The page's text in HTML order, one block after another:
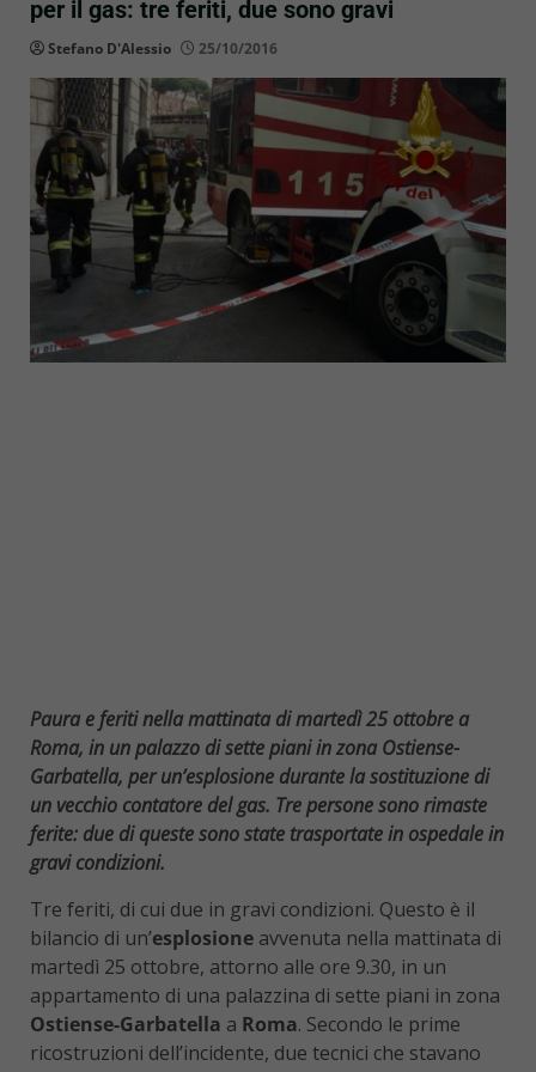
per il gas: tre feriti, due sono gravi
Stefano D'Alessio 25/10/2016
Paura e feriti nella mattinata di martedì 25 ottobre a
Roma, in un palazzo di sette piani in zona Ostiense-
Garbatella, per un’esplosione durante la sostituzione di
un vecchio contatore del gas. Tre persone sono rimaste
ferite: due di queste sono state trasportate in ospedale in
gravi condizioni.
Tre feriti, di cui due in gravi condizioni. Questo è il
bilancio di un’esplosione avvenuta nella mattinata di
martedì 25 ottobre, attorno alle ore 9.30, in un
appartamento di una palazzina di sette piani in zona
Ostiense-Garbatella a Roma. Secondo le prime
ricostruzioni dell’incidente, due tecnici che stavano